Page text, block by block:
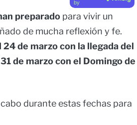
by
preparado para vivir un
de mucha reflexión y fe.
24 de marzo con la llegada del
de marzo con el Domingo de
durante estas fechas para